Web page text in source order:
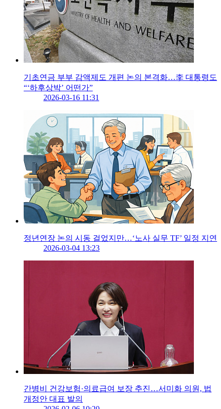
기초연금 부부 감액제도 개편 논의 본격화…李 대통령도
“‘하후상박’ 어떤가”
2026-03-16 11:31
정년연장 논의 시동 걸었지만…‘노사 실무 TF’ 일정 지연
2026-03-04 13:23
간병비 건강보험·의료급여 보장 추진…서미화 의원, 법
개정안 대표 발의